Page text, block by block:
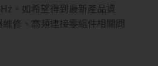
。如希望得到最新產品資
修、高頻連接零組件相關問